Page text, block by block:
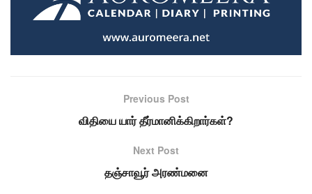
Previous Post
விதியை யார் தீர்மானிக்கிறார்கள்?
Next Post
தஞ்சாவூர் அரண்மனை